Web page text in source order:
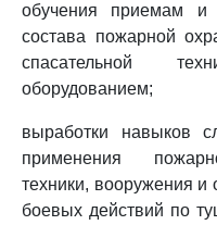
обучения приемам и
состава пожарной
спасательной
оборудованием;
выработки навыков
применения
техники, вооружения и
боевых действий по